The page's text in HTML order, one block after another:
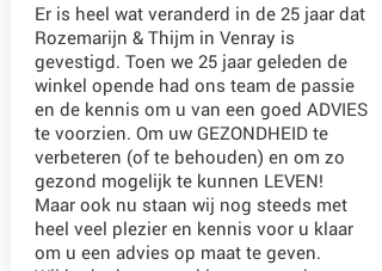
Er is heel wat veranderd in de 25 jaar dat
Rozemarijn & Thijm in Venray is
gevestigd. Toen we 25 jaar geleden de
winkel opende had ons team de passie
en de kennis om u van een goed ADVIES
te voorzien. Om uw GEZONDHEID te
verbeteren (of te behouden) en om zo
gezond mogelijk te kunnen LEVEN!
Maar ook nu staan wij nog steeds met
heel veel plezier en kennis voor u klaar
om u een advies op maat te geven.